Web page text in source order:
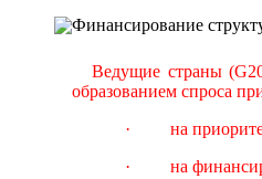
Финансирование
Ведущие страны
образованием спроса
· на
· на